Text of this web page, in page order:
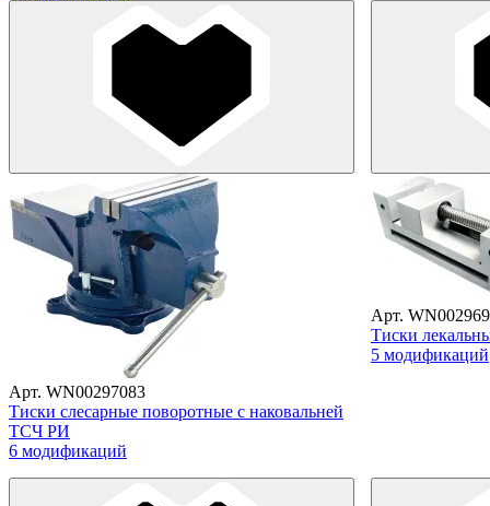
Арт. WN00297083
Тиски слесарные поворотные с наковальней
ТСЧ РИ
6 модификаций
Арт.
Тиски
5 модификаций